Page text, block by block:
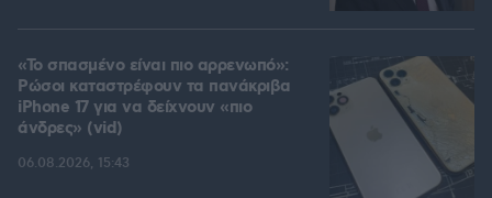
«Το σπασμένο είναι πιο αρρενωπό»:
Ρώσοι καταστρέφουν τα πανάκριβα
iPhone 17 για να δείχνουν «πιο
άνδρες» (vid)
06.08.2026, 15:43